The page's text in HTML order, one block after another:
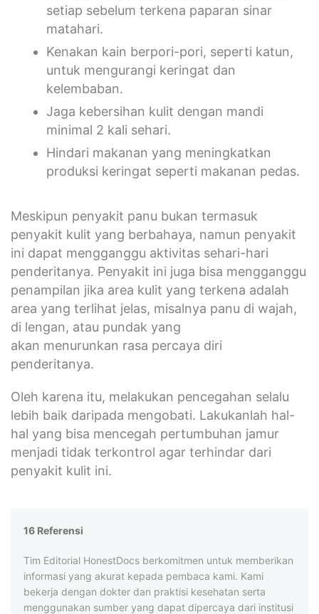
setiap sebelum terkena paparan sinar
matahari.
Kenakan kain berpori-pori, seperti katun,
untuk mengurangi keringat dan
kelembaban.
Jaga kebersihan kulit dengan mandi
minimal 2 kali sehari.
Hindari makanan yang meningkatkan
produksi keringat seperti makanan pedas.
Meskipun penyakit panu bukan termasuk
penyakit kulit yang berbahaya, namun penyakit
ini dapat mengganggu aktivitas sehari-hari
penderitanya. Penyakit ini juga bisa mengganggu
penampilan jika area kulit yang terkena adalah
area yang terlihat jelas, misalnya panu di wajah,
di lengan, atau pundak yang
akan menurunkan rasa percaya diri
penderitanya.
Oleh karena itu, melakukan pencegahan selalu
lebih baik daripada mengobati. Lakukanlah hal-
hal yang bisa mencegah pertumbuhan jamur
menjadi tidak terkontrol agar terhindar dari
penyakit kulit ini.
16 Referensi
Tim Editorial HonestDocs berkomitmen untuk memberikan
informasi yang akurat kepada pembaca kami. Kami
bekerja dengan dokter dan praktisi kesehatan serta
menggunakan sumber yang dapat dipercaya dari institusi